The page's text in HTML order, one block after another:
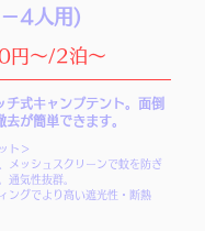
4人用)
円～/2泊～
チ式キャンプテント。面倒
が簡単できます。
ト＞
メッシュスクリーンで蚊を防ぎ
通気性抜群。
ングでより高い遮光性・断熱